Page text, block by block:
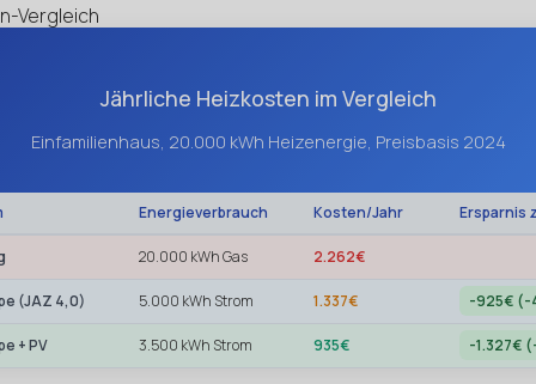
Vergleich
Jährliche Heizkosten im Vergleich
Einfamilienhaus, 20.000 kWh Heizenergie, Preisbasis 2024
Energieverbrauch Kosten/Jahr Ersparnis
20.000 kWh Gas 2.262€
(JAZ 4,0) 5.000 kWh Strom 1.337€ -925€ (-
+ PV 3.500 kWh Strom 935€ -1.327€